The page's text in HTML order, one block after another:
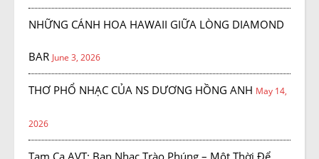
NHỮNG CÁNH HOA HAWAII GIỮA LÒNG DIAMOND
BAR June 3, 2026
THƠ PHỔ NHẠC CỦA NS DƯƠNG HỒNG ANH May 14,
2026
Tam Ca AVT: Ban Nhạc Trào Phúng – Một Thời Để